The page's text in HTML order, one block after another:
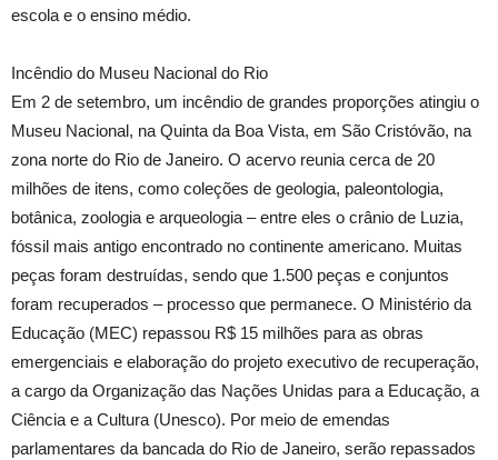
escola e o ensino médio.
Incêndio do Museu Nacional do Rio
Em 2 de setembro, um incêndio de grandes proporções atingiu o
Museu Nacional, na Quinta da Boa Vista, em São Cristóvão, na
zona norte do Rio de Janeiro. O acervo reunia cerca de 20
milhões de itens, como coleções de geologia, paleontologia,
botânica, zoologia e arqueologia – entre eles o crânio de Luzia,
fóssil mais antigo encontrado no continente americano. Muitas
peças foram destruídas, sendo que 1.500 peças e conjuntos
foram recuperados – processo que permanece. O Ministério da
Educação (MEC) repassou R$ 15 milhões para as obras
emergenciais e elaboração do projeto executivo de recuperação,
a cargo da Organização das Nações Unidas para a Educação, a
Ciência e a Cultura (Unesco). Por meio de emendas
parlamentares da bancada do Rio de Janeiro, serão repassados